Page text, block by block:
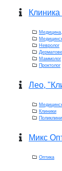
Невролог
Маммолог
Проктолог
Лео,
Клиники
Микс
Оптика